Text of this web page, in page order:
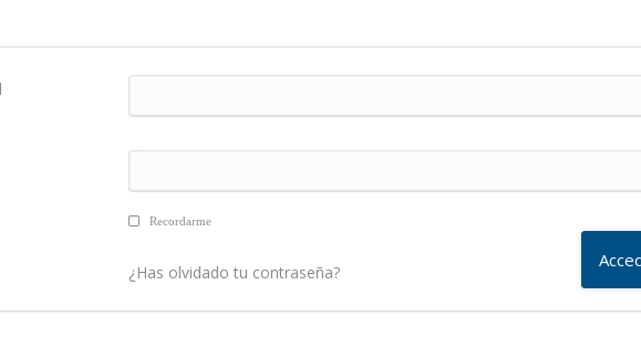
Recordarme
¿Has olvidado tu contraseña?